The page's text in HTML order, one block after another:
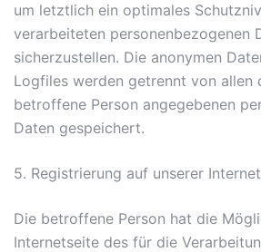
um letztlich ein optimales
verarbeiteten personenbezogenen
sicherzustellen. Die anonymen
Logfiles werden getrennt von allen
betroffene Person angegebenen
Daten gespeichert.
5. Registrierung auf unserer
Die betroffene Person hat die
Internetseite des für die